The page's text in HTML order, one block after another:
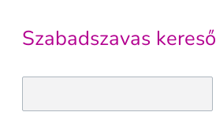
Szabadszavas kereső